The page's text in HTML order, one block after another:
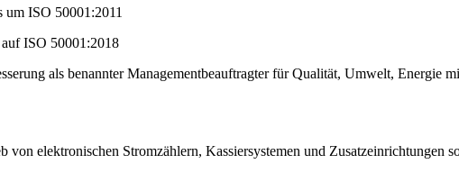
um ISO 50001:2011
ISO 50001:2018
als benannter Managementbeauftragter für Qualität, Umwelt, Energie
elektronischen Stromzählern, Kassiersystemen und Zusatzeinrichtungen